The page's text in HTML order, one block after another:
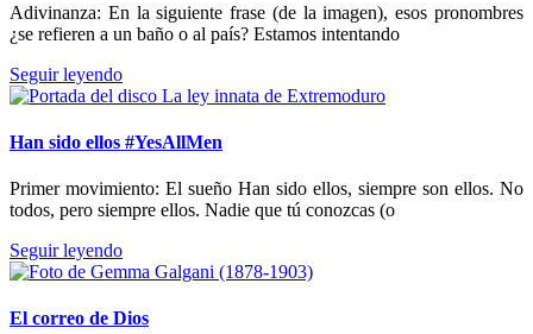
Adivinanza: En la siguiente frase (de la imagen), esos pronombres
¿se refieren a un baño o al país? Estamos intentando
Seguir leyendo
Han sido ellos #YesAllMen
Primer movimiento: El sueño Han sido ellos, siempre son ellos. No
todos, pero siempre ellos. Nadie que tú conozcas (o
Seguir leyendo
El correo de Dios